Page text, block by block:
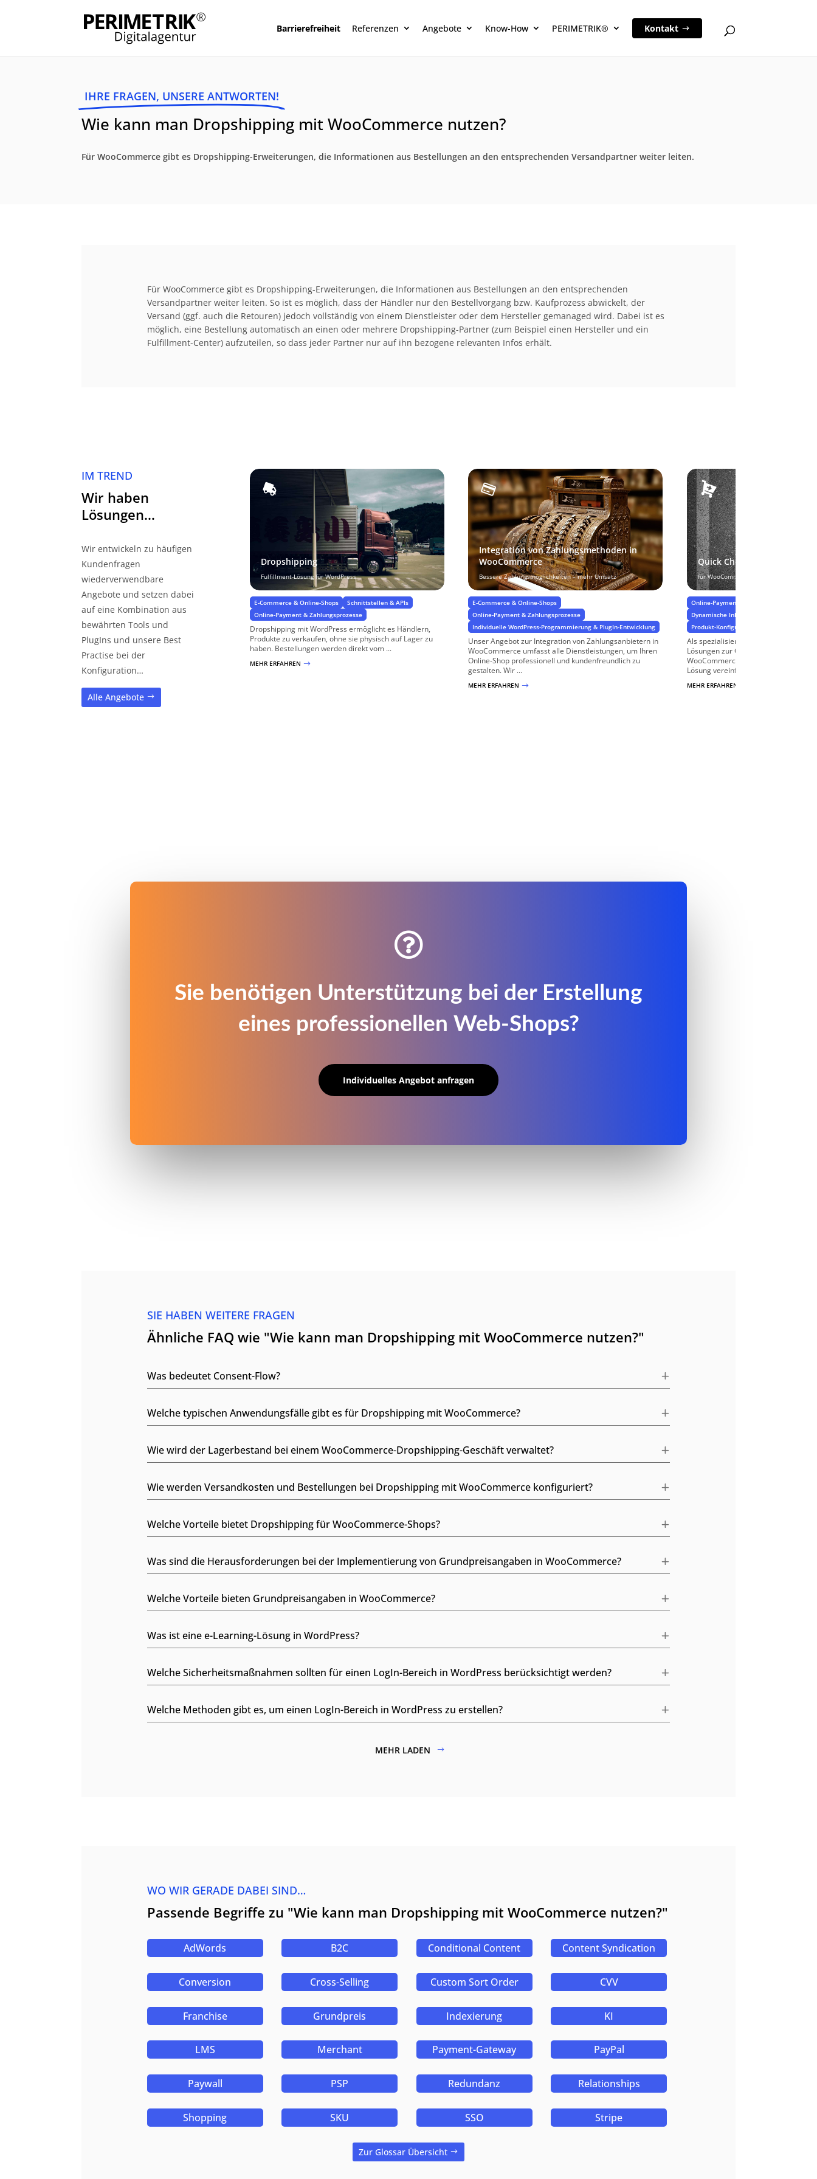
Barrierefreiheit Referenzen Angebote Know-How PERIMETRIK® Kontakt
IHRE FRAGEN, UNSERE ANTWORTEN!
Wie kann man Dropshipping mit WooCommerce nutzen?
Für WooCommerce gibt es Dropshipping-Erweiterungen, die Informationen aus Bestellungen an den entsprechenden Versandpartner weiter leiten.
Für WooCommerce gibt es Dropshipping-Erweiterungen, die Informationen aus Bestellungen an den entsprechenden
Versandpartner weiter leiten. So ist es möglich, dass der Händler nur den Bestellvorgang bzw. Kaufprozess abwickelt, der
Versand (ggf. auch die Retouren) jedoch vollständig von einem Dienstleister oder dem Hersteller gemanaged wird. Dabei ist es
möglich, eine Bestellung automatisch an einen oder mehrere Dropshipping-Partner (zum Beispiel einen Hersteller und ein
Fulfillment-Center) aufzuteilen, so dass jeder Partner nur auf ihn bezogene relevanten Infos erhält.
IM TREND
Wir haben
Lösungen…
Wir entwickeln zu häufigen
Kundenfragen
wiederverwendbare
Angebote und setzen dabei
auf eine Kombination aus
bewährten Tools und
PlugIns und unsere Best
Practise bei der
Konfiguration…
Alle Angebote
Dropshipping
Fulfillment-Lösung für WordPress
E-Commerce & Online-Shops
Schnittstellen & APIs
Online-Payment & Zahlungsprozesse
Dropshipping mit WordPress ermöglicht es Händlern,
Produkte zu verkaufen, ohne sie physisch auf Lager zu
haben. Bestellungen werden direkt vom ...
MEHR ERFAHREN $
Integration von Zahlungsmethoden in
WooCommerce
Bessere Zahlungsmöglichkeiten – mehr Umsatz
E-Commerce & Online-Shops
Online-Payment & Zahlungsprozesse
Individuelle WordPress-Programmierung & PlugIn-Entwicklung
Unser Angebot zur Integration von Zahlungsanbietern in
WooCommerce umfasst alle Dienstleistungen, um Ihren
Online-Shop professionell und kundenfreundlich zu
gestalten. Wir ...
MEHR ERFAHREN $
Quick Checkout
für WooCommerce
Online-Payment & Zahlungsprozesse
Dynamische Inhalte & Benutzerführung
Produkt-Konfiguratoren & Bestellprozesse
Als spezialisierte WooCommerce-
Lösungen zur Optimierung des
WooCommerce-Shops an. Unsere
Lösung vereinfacht den Kaufabschluss
MEHR ERFAHREN

Sie benötigen Unterstützung bei der Erstellung
eines professionellen Web-Shops?
Individuelles Angebot anfragen
SIE HABEN WEITERE FRAGEN
Ähnliche FAQ wie "Wie kann man Dropshipping mit WooCommerce nutzen?"
Was bedeutet Consent-Flow?
Welche typischen Anwendungsfälle gibt es für Dropshipping mit WooCommerce?
Wie wird der Lagerbestand bei einem WooCommerce-Dropshipping-Geschäft verwaltet?
Wie werden Versandkosten und Bestellungen bei Dropshipping mit WooCommerce konfiguriert?
Welche Vorteile bietet Dropshipping für WooCommerce-Shops?
Was sind die Herausforderungen bei der Implementierung von Grundpreisangaben in WooCommerce?
Welche Vorteile bieten Grundpreisangaben in WooCommerce?
Was ist eine e-Learning-Lösung in WordPress?
Welche Sicherheitsmaßnahmen sollten für einen LogIn-Bereich in WordPress berücksichtigt werden?
Welche Methoden gibt es, um einen LogIn-Bereich in WordPress zu erstellen?
MEHR LADEN
WO WIR GERADE DABEI SIND…
Passende Begriffe zu "Wie kann man Dropshipping mit WooCommerce nutzen?"
AdWords B2C Conditional Content Content Syndication
Conversion Cross-Selling Custom Sort Order CVV
Franchise Grundpreis Indexierung KI
LMS Merchant Payment-Gateway PayPal
Paywall PSP Redundanz Relationships
Shopping SKU SSO Stripe
Zur Glossar Übersicht